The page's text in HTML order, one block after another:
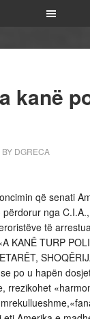
kanë
BY DGRECA
që senati
nga
të
KANË TURP
po u hapën
rrezikohet